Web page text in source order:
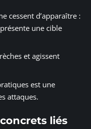
cessent d’apparaître :
une cible
et agissent
est une
attaques.
liés